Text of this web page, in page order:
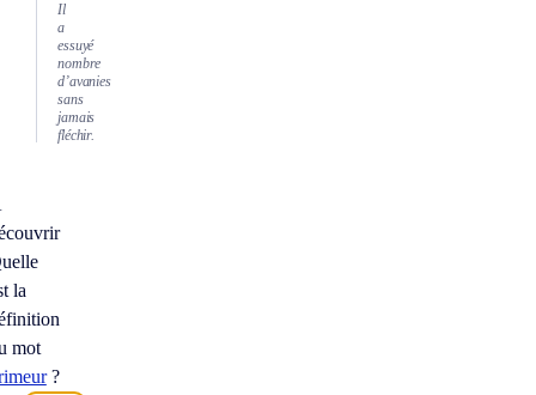
Il
a
essuyé
nombre
d’avanies
sans
jamais
fléchir.
la
mot
?